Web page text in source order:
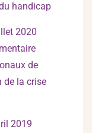
handicap
2020
de
de la crise
2019